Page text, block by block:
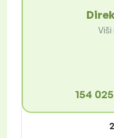
Viši
154